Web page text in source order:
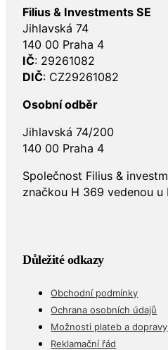
Filius & Investments SE
Jihlavská 74
140 00 Praha 4
IČ: 29261082
DIČ: CZ29261082
Osobní odběr
Jihlavská 74/200
140 00 Praha 4
Společnost Filius &
značkou H 369 vedenou u
Důležité odkazy
Obchodní podmínky
Ochrana osobních údajů
Možnosti plateb a dopravy
Reklamační řád